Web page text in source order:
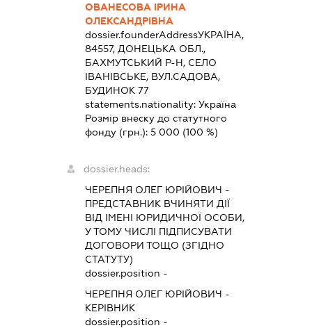
ОВАНЕСОВА ІРИНА
ОЛЕКСАНДРІВНА
dossier.founderAddressУКРАЇНА,
84557, ДОНЕЦЬКА ОБЛ.,
БАХМУТСЬКИЙ Р-Н, СЕЛО
ІВАНІВСЬКЕ, ВУЛ.САДОВА,
БУДИНОК 77
statements.nationality:Україна
Розмір внеску до статутного
фонду (грн.):5 000 (100 %)
dossier.heads:
ЧЕРЕПНЯ ОЛЕГ ЮРІЙОВИЧ -
ПРЕДСТАВНИК ВЧИНЯТИ ДІЇ
ВІД ІМЕНІ ЮРИДИЧНОЇ ОСОБИ,
У ТОМУ ЧИСЛІ ПІДПИСУВАТИ
ДОГОВОРИ ТОЩО (ЗГІДНО
СТАТУТУ)
dossier.position -
ЧЕРЕПНЯ ОЛЕГ ЮРІЙОВИЧ -
КЕРІВНИК
dossier.position -